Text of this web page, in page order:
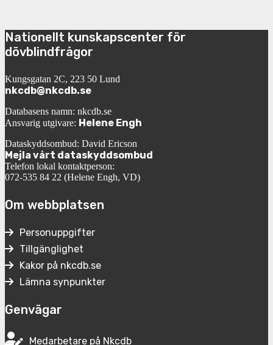
Nationellt kunskapscenter för
dövblindfrågor
Kungsgatan 2C, 223 50 Lund
nkcdb@nkcdb.se
Databasens namn: nkcdb.se
Ansvarig utgivare: Helene Engh
Dataskyddsombud: David Ericson
Mejla vårt dataskyddsombud
Telefon lokal kontaktperson:
072-535 84 22 (Helene Engh, VD)
Om webbplatsen
Personuppgifter
Tillgänglighet
Kakor på nkcdb.se
Lämna synpunkter
Genvägar
Medarbetare på Nkcdb